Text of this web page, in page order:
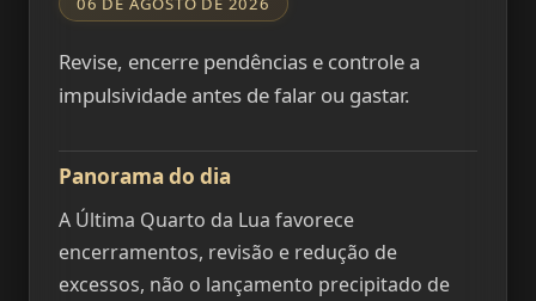
Revise, encerre pendências e controle a
impulsividade antes de falar ou gastar.
Panorama do dia
A Última Quarto da Lua favorece
encerramentos, revisão e redução de
excessos, não o lançamento precipitado de